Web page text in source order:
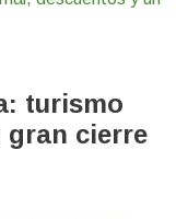
turismo
gran cierre